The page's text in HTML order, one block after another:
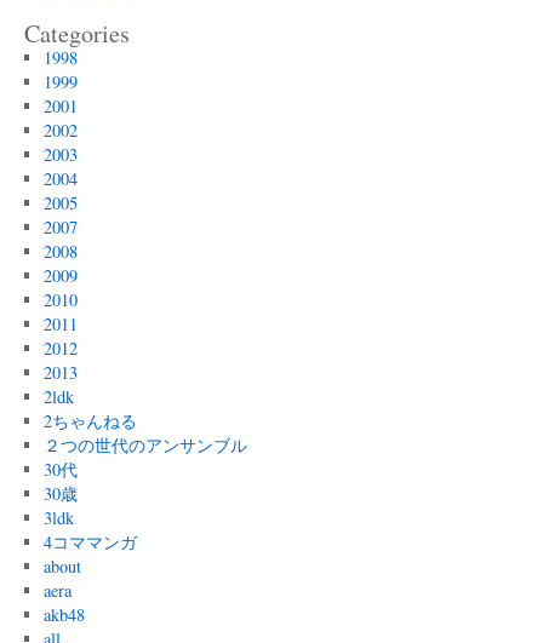
Categories
1998
1999
2001
2002
2003
2004
2005
2007
2008
2009
2010
2011
2012
2013
2ldk
2ちゃんねる
２つの世代のアンサンブル
30代
30歳
3ldk
4コママンガ
about
aera
akb48